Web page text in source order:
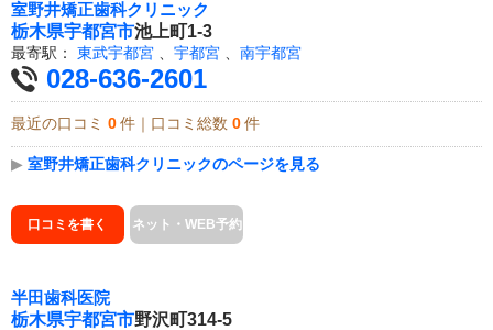
室野井矯正歯科クリニック
栃木県宇都宮市池上町1-3
最寄駅： 東武宇都宮 宇都宮 南宇都宮
028-636-2601
最近の口コミ 0 件｜口コミ総数 0 件
▶ 室野井矯正歯科クリニックのページを見る
口コミを書く ネット・WEB予約
半田歯科医院
栃木県宇都宮市野沢町314-5